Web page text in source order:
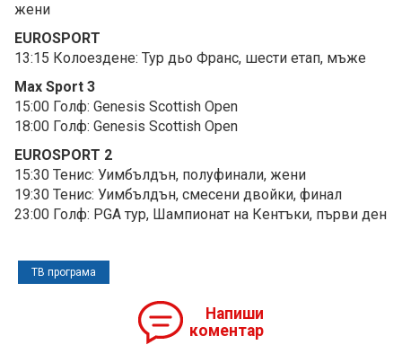
жени
EUROSPORT
13:15 Колоездене: Тур дьо Франс, шести етап, мъже
Max Sport 3
15:00 Голф: Genesis Scottish Open
18:00 Голф: Genesis Scottish Open
EUROSPORT 2
15:30 Тенис: Уимбълдън, полуфинали, жени
19:30 Тенис: Уимбълдън, смесени двойки, финал
23:00 Голф: PGA тур, Шампионат на Кентъки, първи ден
ТВ програма
Напиши
коментар